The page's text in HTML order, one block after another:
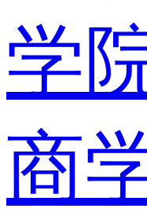
学
商